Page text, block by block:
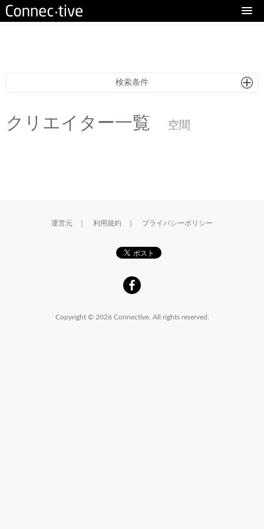
検索条件
クリエイター一覧 空間
運営元 利用規約 プライバシーポリシー
Copyright © 2026 Connective. All rights reserved.